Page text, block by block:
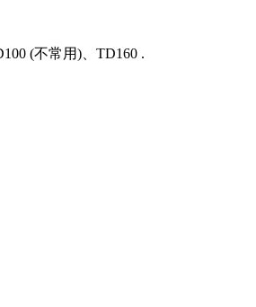
(不常用)、TD160 .